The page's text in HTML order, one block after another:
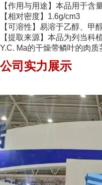
【作用与用途】本品用于含
【相对密度】1.6g/cm3
【可溶性】易溶于乙醇、甲
【提取来源】本品为列当科
Y.C. Ma的干燥带鳞叶的肉质
公司实力展示